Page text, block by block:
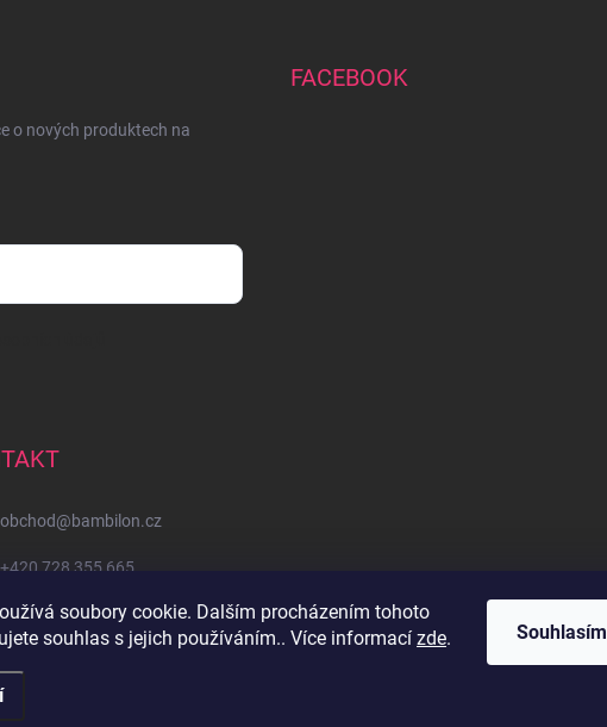
soubory cookie. Dalším procházením tohoto
souhlas s jejich používáním.. Více informací zde. Souhlasím
o nových produktech na
FACEBOOK
obchod@bambilon.cz
+420 728 355 665
Sledujte nás na Facebooku